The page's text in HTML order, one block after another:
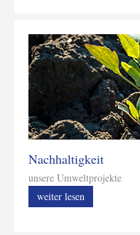
Nachhaltigkeit
unsere Umweltprojekte
weiter lesen